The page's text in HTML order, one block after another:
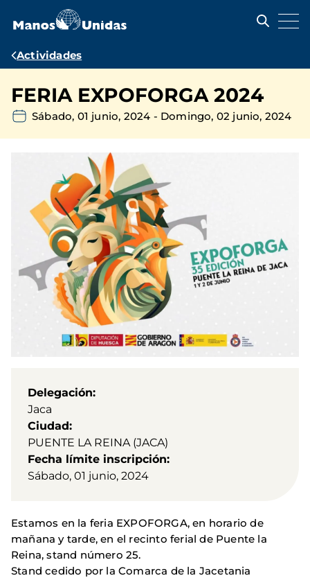
contenido
Ruta
navegación
Actividades
FERIA EXPOFORGA 2024
Sábado, 01 junio, 2024 - Domingo, 02 junio, 2024
Delegación
Jaca
Ciudad
PUENTE LA REINA (JACA)
Fecha límite inscripción
Sábado, 01 junio, 2024
Estamos en la feria EXPOFORGA, en horario de
mañana y tarde, en el recinto ferial de Puente la
Reina, stand número 25.
Stand cedido por la Comarca de la Jacetania